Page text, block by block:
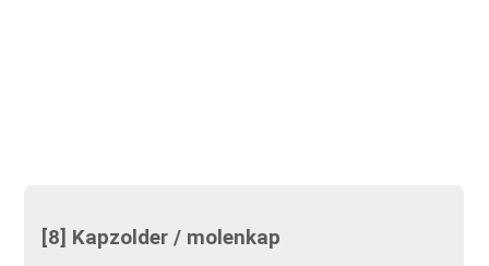
[8] Kapzolder / molenkap